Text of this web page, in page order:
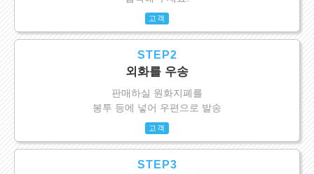
고객
STEP2
외화를 우송
판매하실 원화지폐를
봉투 등에 넣어 우편으로 발송
고객
STEP3